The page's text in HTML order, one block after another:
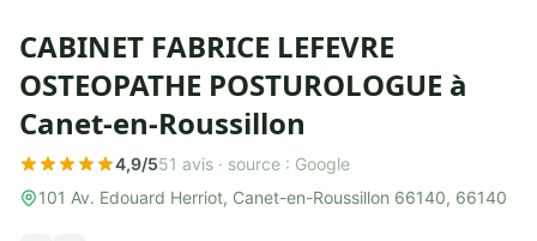
CABINET FABRICE LEFEVRE
OSTEOPATHE POSTUROLOGUE à
Canet-en-Roussillon
4,9/551 avis · source : Google
101 Av. Edouard Herriot, Canet-en-Roussillon 66140, 66140